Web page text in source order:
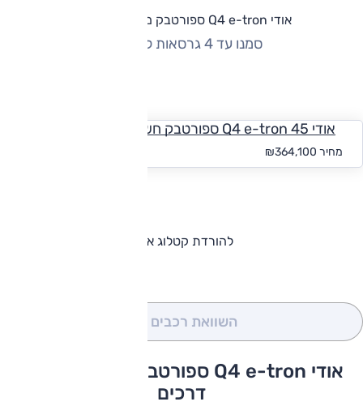
אודי Q4 e-tron ספורטבק מחירון וגרסאות
סמנו עד 4 גרסאות להשוואה
אודי Q4 e-tron 45 ספורטבק חשמלי
מחיר
להורדת קטלוג אודי Q4 e-tron ספורטבק
השוואת רכבים
אודי Q4 e-tron ספורטבק כתבות ומבחני
דרכים